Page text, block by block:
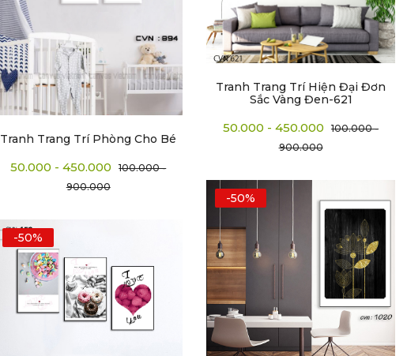
Tranh Trang Trí Phòng Cho Bé
50.000 - 450.000
100.000 -
900.000
-50%
Tranh Trang Trí Hiện Đại Đơn
Sắc Vàng Đen-621
50.000 - 450.000
100.000 -
900.000
-50%